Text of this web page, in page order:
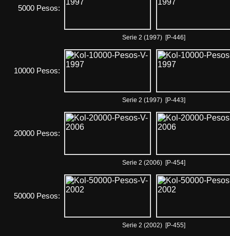
5000 Pesos:
Serie 2 (1997) [P-446]
10000 Pesos:
Serie 2 (1997) [P-443]
20000 Pesos:
Serie 2 (2006) [P-454]
50000 Pesos:
Serie 2 (2002) [P-455]